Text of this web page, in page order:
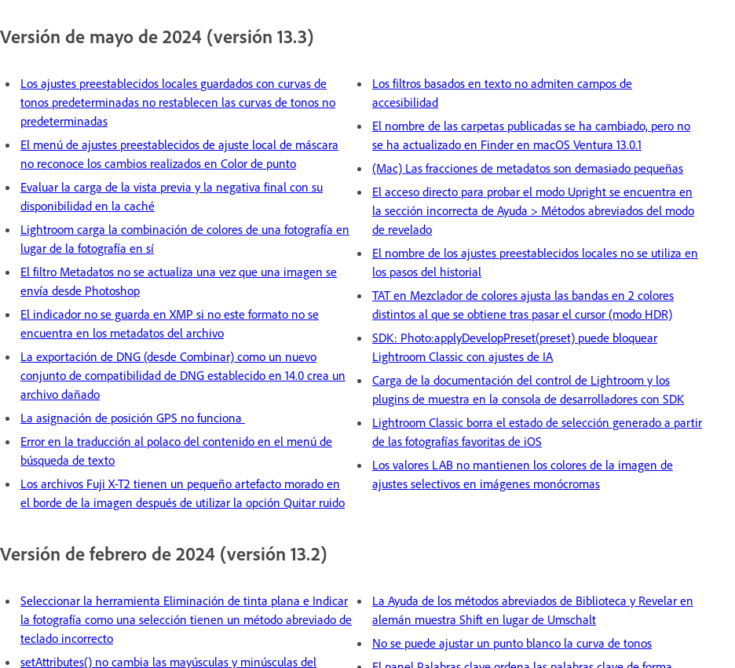
Versión de mayo de 2024 (versión 13.3)
Los ajustes preestablecidos locales guardados con curvas de
tonos predeterminadas no restablecen las curvas de tonos no
predeterminadas
El menú de ajustes preestablecidos de ajuste local de máscara
no reconoce los cambios realizados en Color de punto
Evaluar la carga de la vista previa y la negativa final con su
disponibilidad en la caché
Lightroom carga la combinación de colores de una fotografía en
lugar de la fotografía en sí
El filtro Metadatos no se actualiza una vez que una imagen se
envía desde Photoshop
El indicador no se guarda en XMP si no este formato no se
encuentra en los metadatos del archivo
La exportación de DNG (desde Combinar) como un nuevo
conjunto de compatibilidad de DNG establecido en 14.0 crea un
archivo dañado
La asignación de posición GPS no funciona
Error en la traducción al polaco del contenido en el menú de
búsqueda de texto
Los archivos Fuji X-T2 tienen un pequeño artefacto morado en
el borde de la imagen después de utilizar la opción Quitar ruido
Los filtros basados en texto no admiten campos de
accesibilidad
El nombre de las carpetas publicadas se ha cambiado, pero no
se ha actualizado en Finder en macOS Ventura 13.0.1
(Mac) Las fracciones de metadatos son demasiado pequeñas
El acceso directo para probar el modo Upright se encuentra en
la sección incorrecta de Ayuda > Métodos abreviados del modo
de revelado
El nombre de los ajustes preestablecidos locales no se utiliza en
los pasos del historial
TAT en Mezclador de colores ajusta las bandas en 2 colores
distintos al que se obtiene tras pasar el cursor (modo HDR)
SDK: Photo:applyDevelopPreset(preset) puede bloquear
Lightroom Classic con ajustes de IA
Carga de la documentación del control de Lightroom y los
plugins de muestra en la consola de desarrolladores con SDK
Lightroom Classic borra el estado de selección generado a partir
de las fotografías favoritas de iOS
Los valores LAB no mantienen los colores de la imagen de
ajustes selectivos en imágenes monócromas
Versión de febrero de 2024 (versión 13.2)
Seleccionar la herramienta Eliminación de tinta plana e Indicar
la fotografía como una selección tienen un método abreviado de
teclado incorrecto
setAttributes() no cambia las mayúsculas y minúsculas del
La Ayuda de los métodos abreviados de Biblioteca y Revelar en
alemán muestra Shift en lugar de Umschalt
No se puede ajustar un punto blanco la curva de tonos